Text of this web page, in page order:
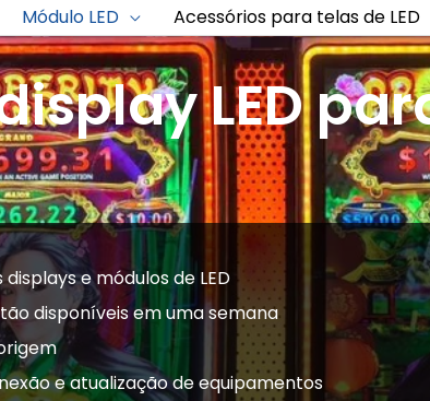
Módulo LED Acessórios para telas de LED
LED
e módulos de LED
disponíveis em uma semana
e atualização de equipamentos